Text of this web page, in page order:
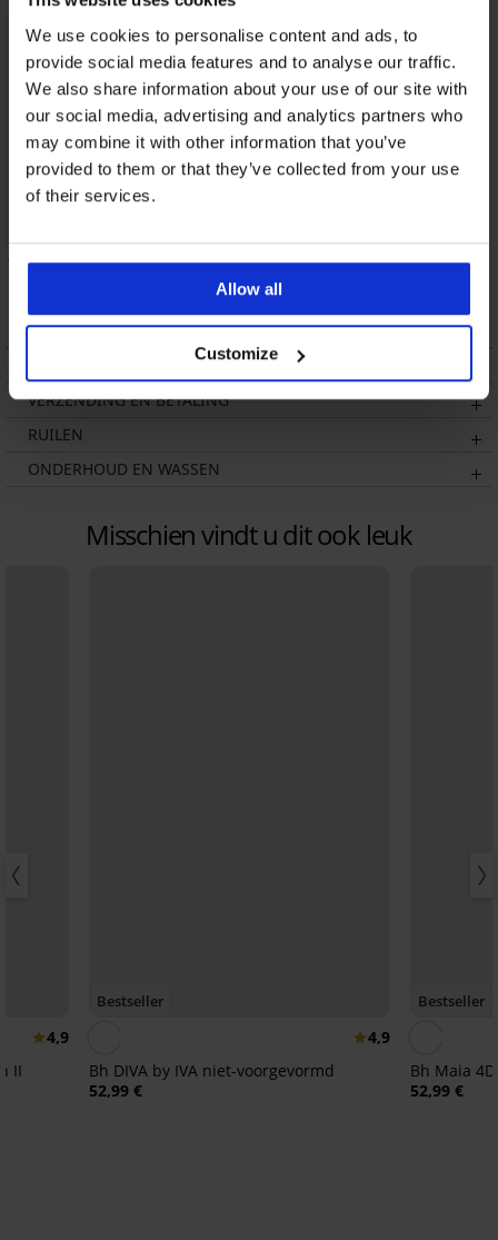
We use cookies to personalise content and ads, to
provide social media features and to analyse our traffic.
We also share information about your use of our site with
our social media, advertising and analytics partners who
may combine it with other information that you’ve
provided to them or that they’ve collected from your use
of their services.
Allow all
Customize
Warme badjas Louie
Warme badjas
William lang
VERZENDING EN BETALING
RUILEN
ONDERHOUD EN WASSEN
Misschien vindt u dit ook leuk
4,9
II
Bestseller
4,9
Bh DIVA by IVA niet-voorgevormd
52,99 €
Bestseller
Bh Maia
52,99 €